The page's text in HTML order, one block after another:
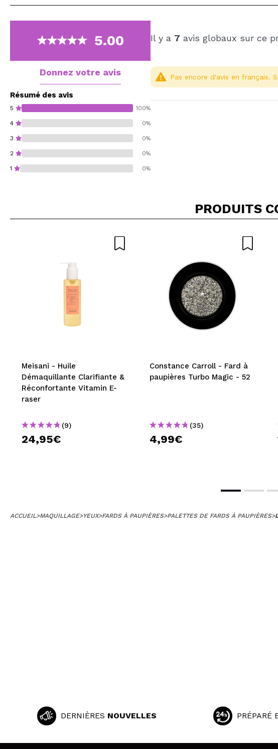
5.00
Donnez votre avis
Résumé des avis
5 100%
4 0%
3 0%
2 0%
1 0%
Il y a 7 avis globaux sur ce
ENVOYER
Pas encore d'avis en français.
PRODUITS
Meisani - Huile
Démaquillante Clarifiante &
Réconfortante Vitamin E-
raser
(9)
24,95€
Constance Carroll - Fard à
paupières Turbo Magic - 52
(35)
4,99€
ACCUEIL >MAQUILLAGE>YEUX>FARDS À PAUPIÈRES>PALETTES DE FARDS À PAUPIÈRES>
DERNIÈRES NOUVELLES PRÉPARÉ